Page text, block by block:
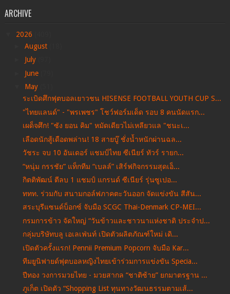
ARCHIVE
2026
August
July
June
May
ระเบิดศึกฟุตบอลเยาวชน HISENSE FOOTBALL YOUTH CUP S...
"ไทยแลนด์" - "พรเพชร" โชว์ฟอร์มเด็ด รอบ 8 คนนัดแรก...
เผด็จศึก! "ซัง ยอน คิม" หมัดเดียวไม่เหลียวแล "ชนะเ...
เลือดนักสู้เดือดพล่าน! 18 สายบู๊ ชั่งน้ำหนักผ่านฉล...
วัชระ จบ 10 อันเดอร์ แชมป์ไทย ซีเนียร์ ทัวร์ รายก...
“หนุ่ม กรรชัย” แท็กทีม “เบลล์” เสิร์ฟกิจกรรมสุดเอ็...
กิตติพัฒน์ ตีลบ 1 แชมป์ แกรนด์ ซีเนียร์ รุ่นซูเปอ...
ททท. ร่วมกับ สนามกอล์ฟภาคตะวันออก จัดแข่งขัน สีสัน...
สระบุรีแซนด์บ็อกซ์ จับมือ SCGC Thai-Denmark CP-MEI...
กรมการข้าว จัดใหญ่ “วันข้าวและชาวนาแห่งชาติ ประจำป...
กลุ่มบริษัทบลู เอเลเฟ่นท์ เปิดตัวผลิตภัณฑ์ใหม่ เดิ...
เปิดตัวครั้งแรก! Pennii Premium Popcorn จับมือ Kar...
ทีมยูนิฟายด์ฟุตบอลหญิงไทยเข้าร่วมการแข่งขัน Specia...
ปีทอง วงการมวยไทย - มวยสากล “ชาติซ้าย” ยกมาตรฐาน ...
ภูเก็ต เปิดตัว “Shopping List ทุนทางวัฒนธรรมตามเส้...